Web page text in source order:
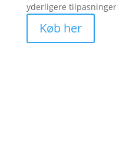
yderligere
Køb her